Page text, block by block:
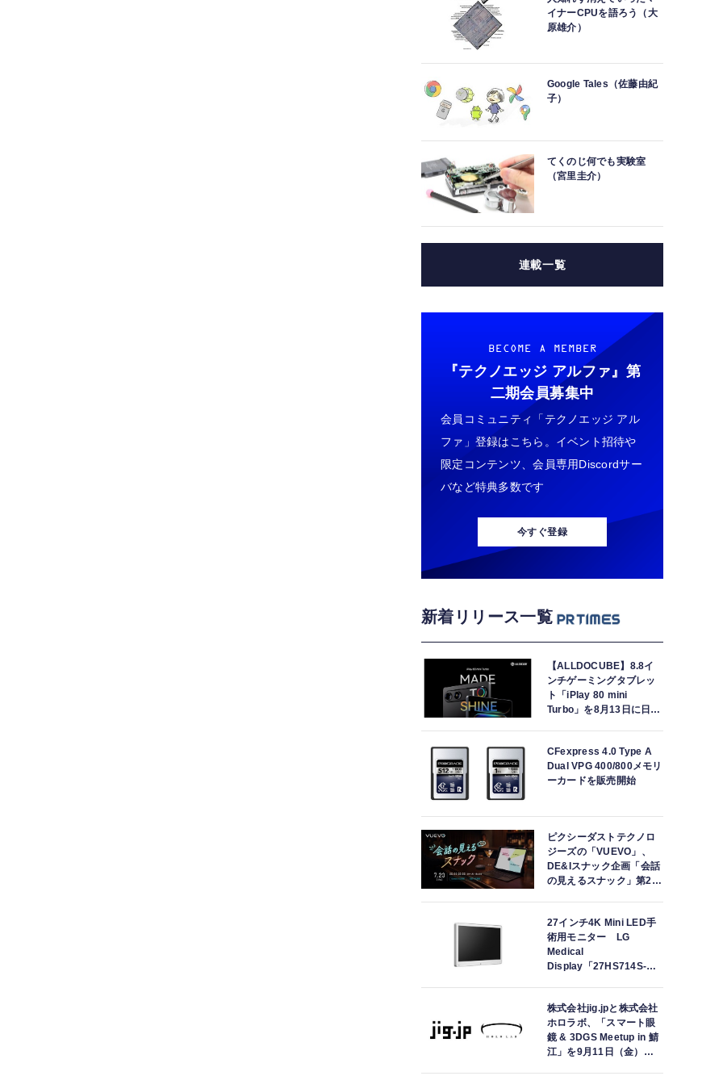
イナーCPUを語ろう（大
原雄介）
Google Tales（佐藤由紀
子）
てくのじ何でも実験室
（宮里圭介）
連載一覧
BECOME A MEMBER
『テクノエッジ アルファ』 第
二期会員募集中
会員コミュニティ「テクノエッジ アル
ファ」登録はこちら。イベント招待や
限定コンテンツ、会員専用Discordサー
バなど特典多数です
今すぐ登録
新着リリース一覧
【ALLDOCUBE】8.8イ
ンチゲーミングタブレッ
ト「iPlay 80 mini
Turbo」を8月13日に日本
CFexpress 4.0 Type A
Dual VPG 400/800メモリ
ーカードを販売開始
ピクシーダストテクノロ
ジーズの「VUEVO」、
DE&Iスナック企画「会話
の見えるスナック」第2回
クに戻れた」
27インチ4K Mini LED手
術用モニター LG
Medical
Display「27HS714S-
株式会社jig.jpと株式会社
ホロラボ、「スマート眼
鏡 & 3DGS Meetup in 鯖
江」を9月11日（金）に